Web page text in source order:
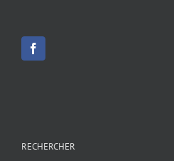
RECHERCHER